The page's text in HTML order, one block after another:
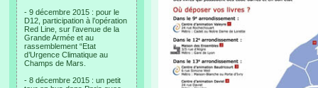
- 9 décembre 2015 : pour le
D12, participation à l’opération
Red Line, sur l’avenue de la
Grande Armée et au
rassemblement “Etat
d’Urgence Climatique au
Champs de Mars.
- 8 décembre 2015 : un petit